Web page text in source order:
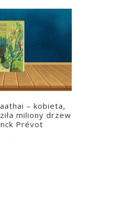
– kobieta,
miliony drzew
Prévot